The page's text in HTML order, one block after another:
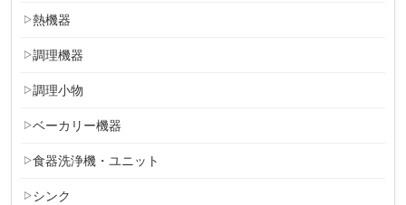
熱機器
調理機器
調理小物
ベーカリー機器
食器洗浄機・ユニット
シンク